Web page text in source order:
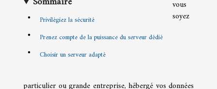
Privilégiez la sécurité
Prenez compte de la puissance du serveur dédié
Choisir un serveur adapté
vous
soyez
particulier ou grande entreprise, hébergé vos données